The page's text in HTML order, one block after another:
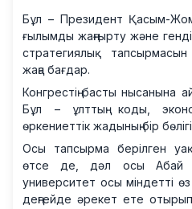
Бұл – Президент Қасым-
ғылымды жаңғырту және
стратегиялық
жаңа бағдар.
Конгрестің басты нысанына
Бұл – ұлттың коды,
өркениеттік жадының бір
Осы тапсырма берілген
өтсе де, дәл осы Абай
университет осы міндетті
деңгейде әрекет ете